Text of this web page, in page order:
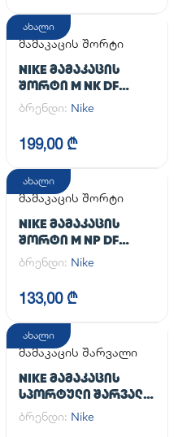
ახალი
მამაკაცის შორტი
NIKE ᲛᲐᲛᲐᲙᲐᲪᲘᲡ
ᲨᲝᲠᲢᲘ M NK DF
UNLIMITED WVN 7IN
ბრენდი: Nike
199,00 ₾
ახალი
მამაკაცის შორტი
NIKE ᲛᲐᲛᲐᲙᲐᲪᲘᲡ
ᲨᲝᲠᲢᲘ M NP DF
LONG SHORT
ბრენდი: Nike
133,00 ₾
ახალი
მამაკაცის შარვალი
NIKE ᲛᲐᲛᲐᲙᲐᲪᲘᲡ
ᲡᲞᲝᲠᲢᲣᲚᲘ ᲨᲐᲠᲕᲐᲚᲘ
M NK DF UNLIMITED
PANT TPR
ბრენდი: Nike